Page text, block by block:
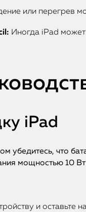
или перегрев
Иногда iPad может
iPad
убедитесь, что
мощностью 10
и оставьте